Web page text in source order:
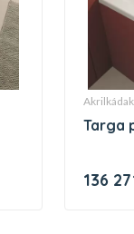
akrilkádak
targa
136